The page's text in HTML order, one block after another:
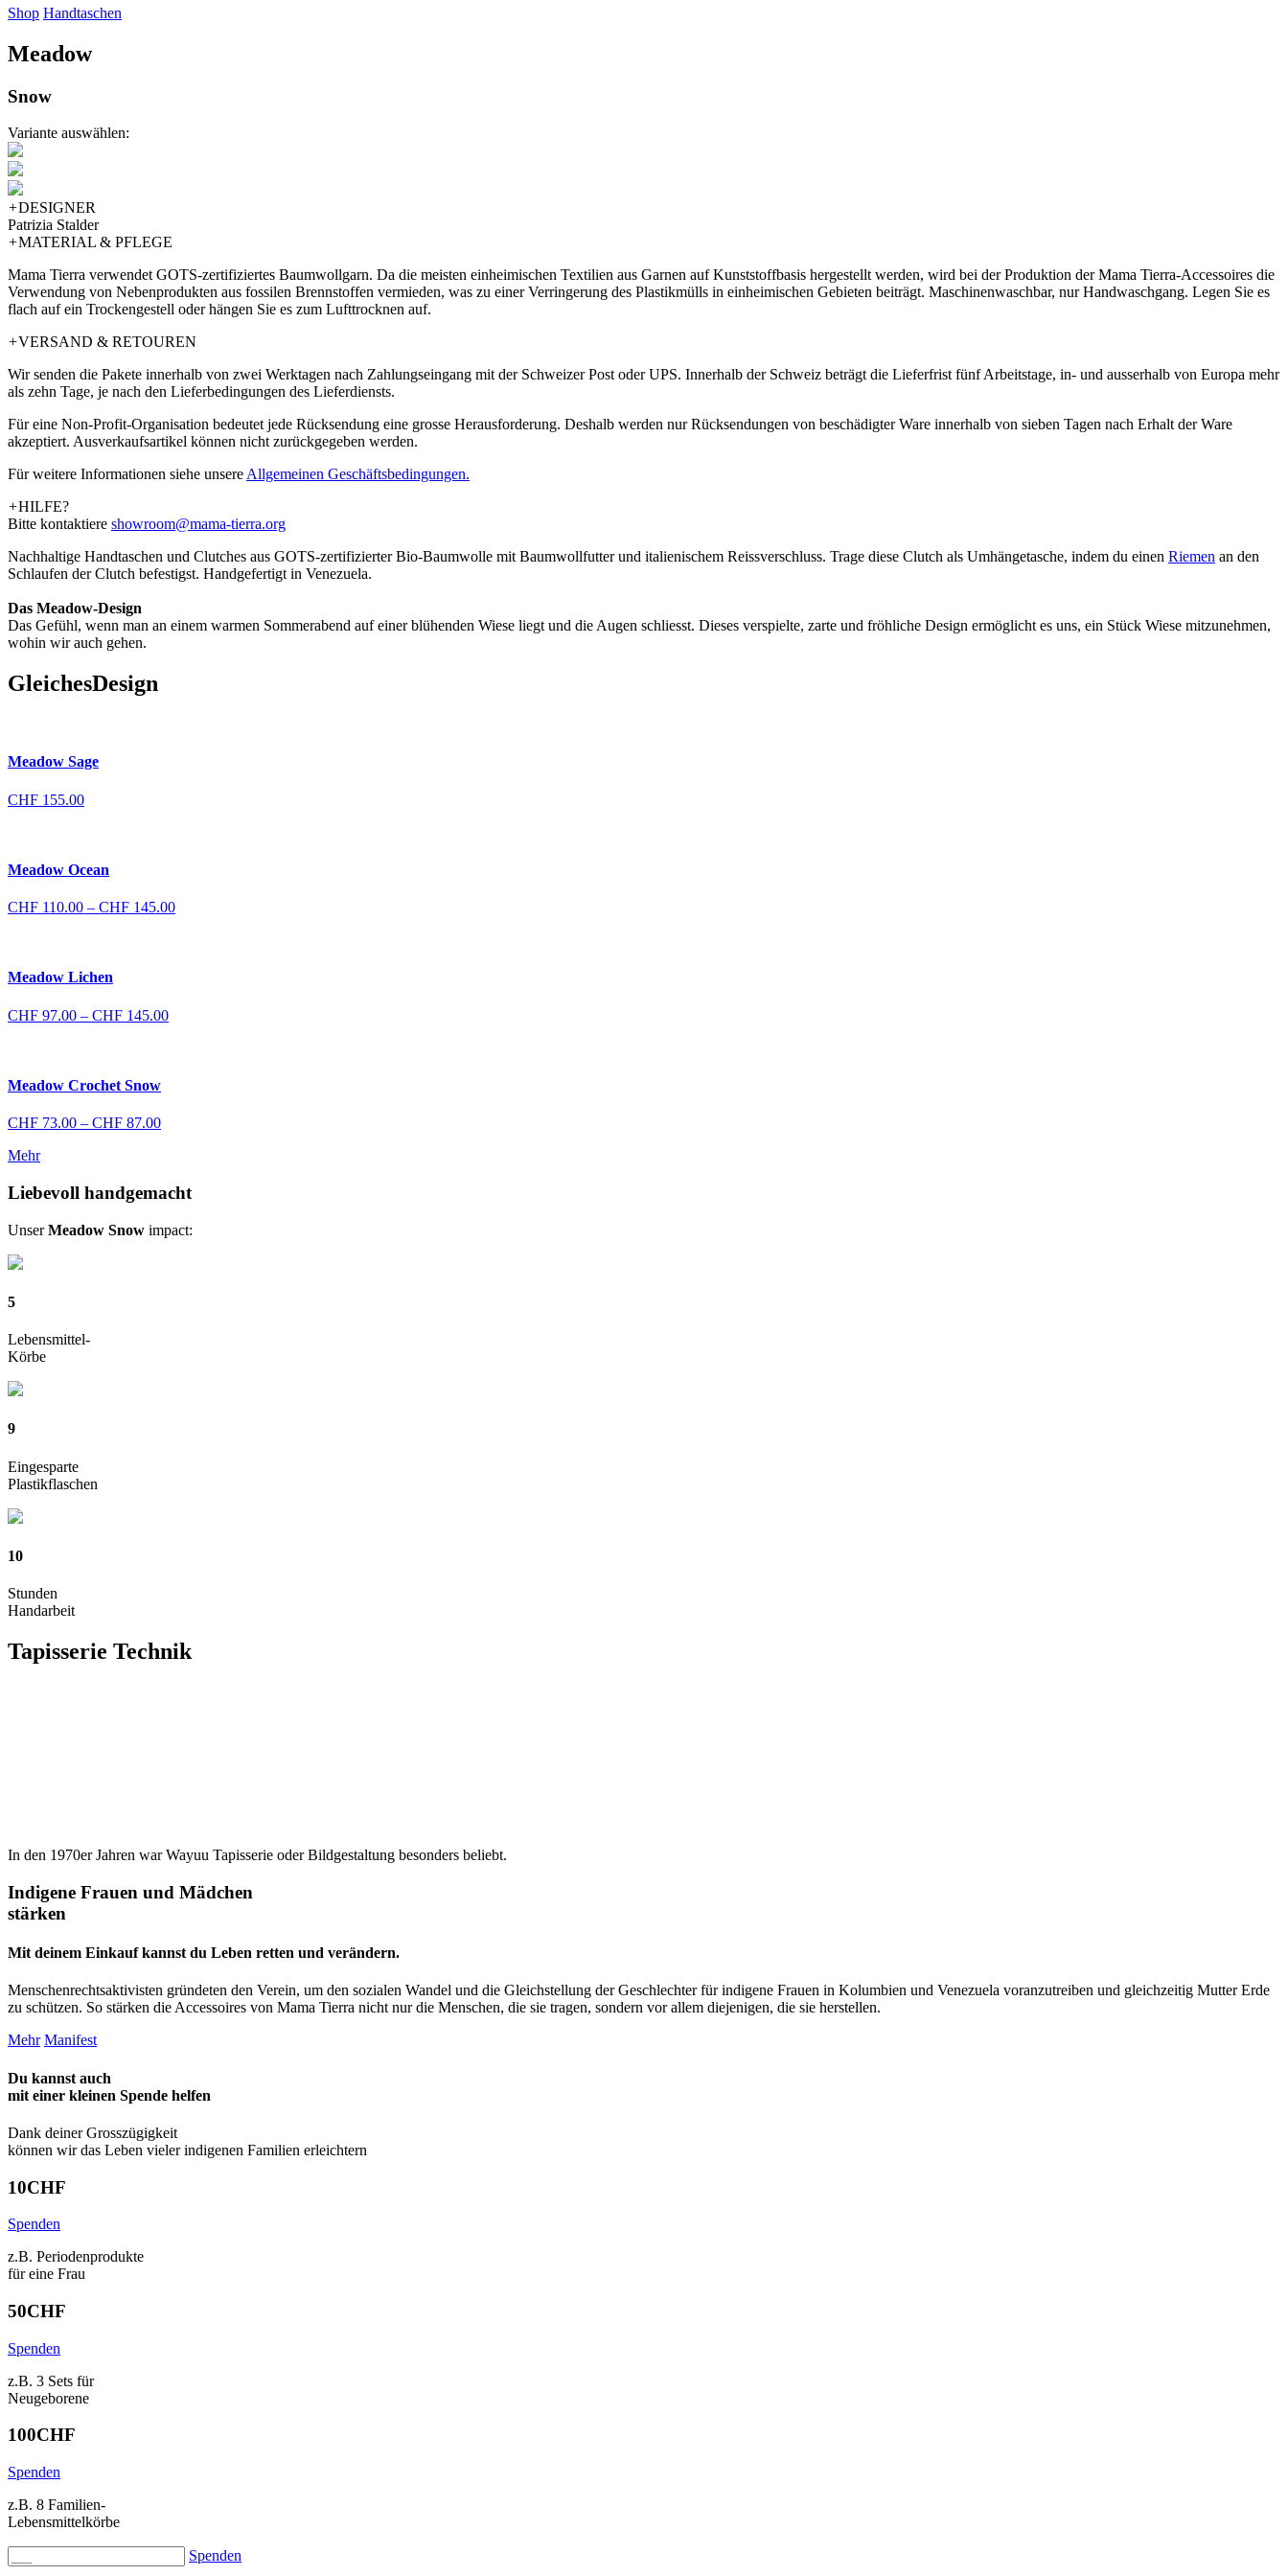
Shop Handtaschen
Meadow
Snow
Variante auswählen:
+DESIGNER
Patrizia Stalder
+MATERIAL & PFLEGE
Mama Tierra verwendet GOTS-zertifiziertes Baumwollgarn. Da die meisten einheimischen Textilien aus Garnen auf Kunststoffbasis hergestellt werden, wird bei der Produktion der Mama Tierra-Accessoires die
Verwendung von Nebenprodukten aus fossilen Brennstoffen vermieden, was zu einer Verringerung des Plastikmülls in einheimischen Gebieten beiträgt. Maschinenwaschbar, nur Handwaschgang. Legen Sie es
flach auf ein Trockengestell oder hängen Sie es zum Lufttrocknen auf.
+VERSAND & RETOUREN
Wir senden die Pakete innerhalb von zwei Werktagen nach Zahlungseingang mit der Schweizer Post oder UPS. Innerhalb der Schweiz beträgt die Lieferfrist fünf Arbeitstage, in- und ausserhalb von Europa mehr
als zehn Tage, je nach den Lieferbedingungen des Lieferdiensts.
Für eine Non-Profit-Organisation bedeutet jede Rücksendung eine grosse Herausforderung. Deshalb werden nur Rücksendungen von beschädigter Ware innerhalb von sieben Tagen nach Erhalt der Ware
akzeptiert. Ausverkaufsartikel können nicht zurückgegeben werden.
Für weitere Informationen siehe unsere ­Allgemeinen Geschäftsbedingungen.
+HILFE?
Bitte kontaktiere showroom@mama-tierra.org
Nachhaltige Handtaschen und Clutches aus GOTS-zertifizierter Bio-Baumwolle mit Baumwollfutter und italienischem Reissverschluss. Trage diese Clutch als Umhängetasche, indem du einen Riemen an den
Schlaufen der Clutch befestigst. Handgefertigt in Venezuela.
Das Meadow-Design
Das Gefühl, wenn man an einem warmen Sommerabend auf einer blühenden Wiese liegt und die Augen schliesst. Dieses verspielte, zarte und fröhliche Design ermöglicht es uns, ein Stück Wiese mitzunehmen,
wohin wir auch gehen.
GleichesDesign
Meadow Sage
CHF 155.00
Meadow Ocean
CHF 110.00 – CHF 145.00Preisspanne:
Meadow Lichen
CHF 97.00 – CHF 145.00Preisspanne:
Meadow Crochet Snow
CHF 73.00 – CHF 87.00Preisspanne:
Mehr
Liebevoll handgemacht
UnserMeadow Snow impact:
5
Lebensmittel-
Körbe
9
Eingesparte
Plastikflaschen
10
Stunden
Handarbeit
Tapisserie Technik
In den 1970er Jahren war Wayuu Tapisserie oder Bildgestaltung besonders beliebt.
Indigene Frauen und Mädchen
stärken
Mit deinem Einkauf kannst du Leben retten und verändern.
Menschenrechtsaktivisten gründeten den Verein, um den sozialen Wandel und die Gleichstellung der Geschlechter für indigene Frauen in Kolumbien und Venezuela voranzutreiben und gleichzeitig Mutter Erde
zu schützen. So stärken die Accessoires von Mama Tierra nicht nur die Menschen, die sie tragen, sondern vor allem diejenigen, die sie herstellen.
Mehr Manifest
Du kannst auch
mit einer kleinen Spende helfen
Dank deiner Grosszügigkeit
können wir das Leben vieler indigenen Familien erleichtern
10CHF
Spenden
z.B. Periodenprodukte
für eine Frau
50CHF
Spenden
z.B. 3 Sets für
Neugeborene
100CHF
Spenden
z.B. 8 Familien-
Lebensmittelkörbe
Spenden